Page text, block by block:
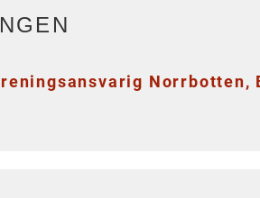
Norrbotten,